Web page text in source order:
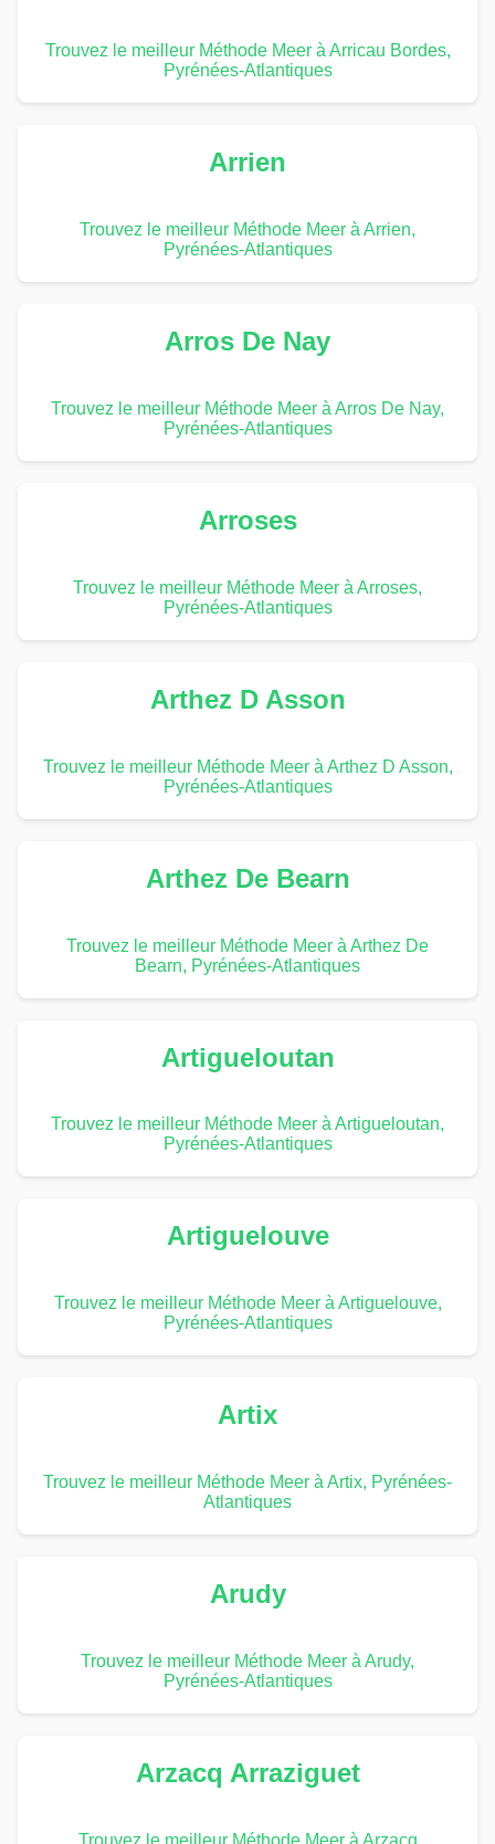
Trouvez le meilleur Méthode Meer à Arricau Bordes,
Pyrénées-Atlantiques
Arrien
Trouvez le meilleur Méthode Meer à Arrien,
Pyrénées-Atlantiques
Arros De Nay
Trouvez le meilleur Méthode Meer à Arros De Nay,
Pyrénées-Atlantiques
Arroses
Trouvez le meilleur Méthode Meer à Arroses,
Pyrénées-Atlantiques
Arthez D Asson
Trouvez le meilleur Méthode Meer à Arthez D Asson,
Pyrénées-Atlantiques
Arthez De Bearn
Trouvez le meilleur Méthode Meer à Arthez De
Bearn, Pyrénées-Atlantiques
Artigueloutan
Trouvez le meilleur Méthode Meer à Artigueloutan,
Pyrénées-Atlantiques
Artiguelouve
Trouvez le meilleur Méthode Meer à Artiguelouve,
Pyrénées-Atlantiques
Artix
Trouvez le meilleur Méthode Meer à Artix, Pyrénées-
Atlantiques
Arudy
Trouvez le meilleur Méthode Meer à Arudy,
Pyrénées-Atlantiques
Arzacq Arraziguet
Trouvez le meilleur Méthode Meer à Arzacq